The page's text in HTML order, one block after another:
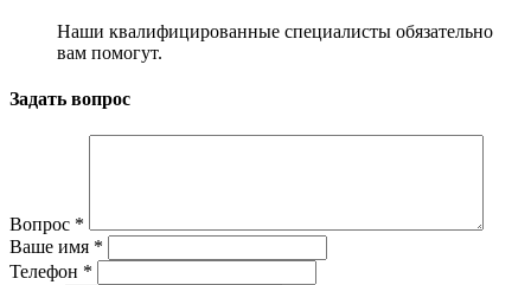
Наши квалифицированные специалисты обязательно
вам помогут.
Задать вопрос
Вопрос *
Ваше имя *
Телефон *